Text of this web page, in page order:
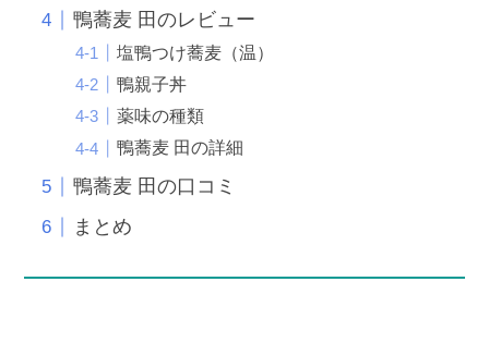
鴨蕎麦 田のレビュー
塩鴨つけ蕎麦（温）
鴨親子丼
薬味の種類
鴨蕎麦 田の詳細
鴨蕎麦 田の口コミ
まとめ